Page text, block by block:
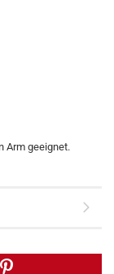
Arm geeignet.